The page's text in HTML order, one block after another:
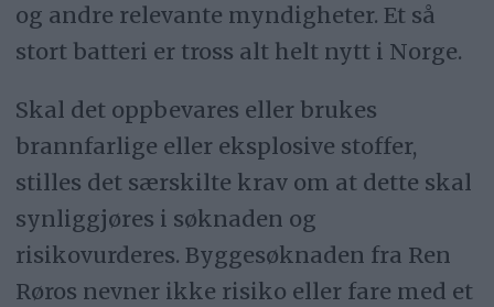
og andre relevante myndigheter. Et så
stort batteri er tross alt helt nytt i Norge.
Skal det oppbevares eller brukes
brannfarlige eller eksplosive stoffer,
stilles det særskilte krav om at dette skal
synliggjøres i søknaden og
risikovurderes. Byggesøknaden fra Ren
Røros nevner ikke risiko eller fare med et